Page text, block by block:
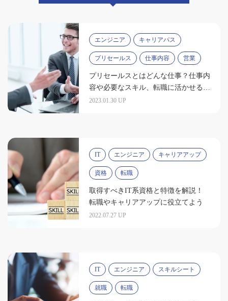
エンジニア キャリアパス
プリセールス 仕事内容 営業
プリセールスとはどんな仕事？仕事内
容や必要なスキル、転職に活かせる資
格を紹介
2023.01.30 UP
IT エンジニア キャリアアップ
資格 転職
取得すべきIT系資格と特徴を解説！
転職やキャリアアップに役立てよう
2022.07.27 UP
IT エンジニア スキルシート
就職 転職